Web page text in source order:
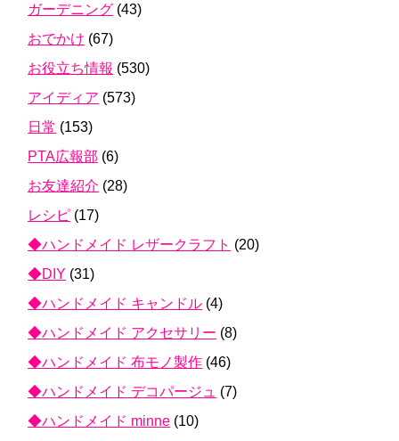
ガーデニング (43)
おでかけ (67)
お役立ち情報 (530)
アイディア (573)
日常 (153)
PTA広報部 (6)
お友達紹介 (28)
レシピ (17)
◆ハンドメイド レザークラフト (20)
◆DIY (31)
◆ハンドメイド キャンドル (4)
◆ハンドメイド アクセサリー (8)
◆ハンドメイド 布モノ製作 (46)
◆ハンドメイド デコパージュ (7)
◆ハンドメイド minne (10)